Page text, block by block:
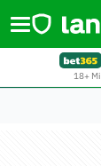
18+